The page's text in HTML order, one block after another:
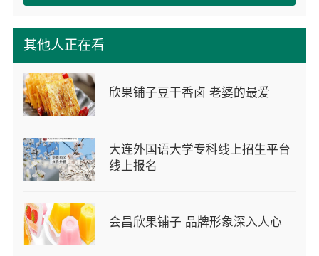
其他人正在看
欣果铺子豆干香卤 老婆的最爱
大连外国语大学专科线上招生平台
线上报名
会昌欣果铺子 品牌形象深入人心